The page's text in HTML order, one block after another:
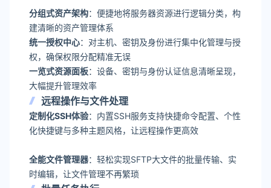
分组式资产架构：便捷地将服务器资源进行逻辑分类，构
建清晰的资产管理体系
统一授权中心：对主机、密钥及身份进行集中化管理与授
权，确保权限分配精准无误
一览式资源面板：设备、密钥与身份认证信息清晰呈现，
大幅提升管理效率
远程操作与文件处理
定制化SSH体验：内置SSH服务支持快捷命令配置、个性
化快捷键与多种主题风格，让远程操作更高效
全能文件管理器：轻松实现SFTP大文件的批量传输、实
时编辑，让文件管理不再繁琐